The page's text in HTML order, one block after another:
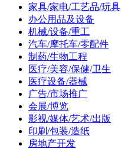
家具/家电/工艺品/玩具
办公用品及设备
机械/设备/重工
汽车/摩托车/零配件
制药/生物工程
医疗/美容/保健/卫生
医疗设备/器械
广告/市场推广
会展/博览
影视/媒体/艺术/出版
印刷/包装/造纸
房地产开发